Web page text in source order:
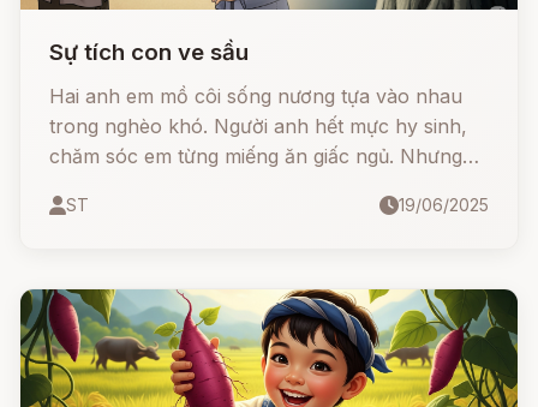
Sự tích con ve sầu
Hai anh em mồ côi sống nương tựa vào nhau
trong nghèo khó. Người anh hết mực hy sinh,
chăm sóc em từng miếng ăn giấc ngủ. Nhưng
thể cứu vãn...
ST 19/06/2025